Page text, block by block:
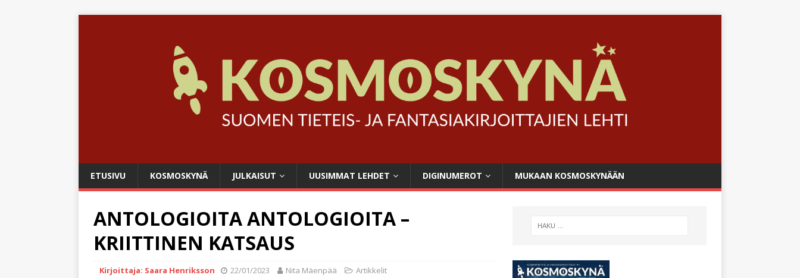
ETUSIVU KOSMOSKYNÄ JULKAISUT UUSIMMAT LEHDET DIGINUMEROT MUKAAN KOSMOSKYNÄÄN
ANTOLOGIOITA ANTOLOGIOITA –
KRIITTINEN KATSAUS
Kirjoittaja: Saara Henriksson 22/01/2023 Nita Mäenpää Artikkelit